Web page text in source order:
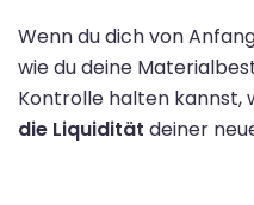
Wenn du dich von
wie du deine
Kontrolle halten kannst,
die Liquidität deiner